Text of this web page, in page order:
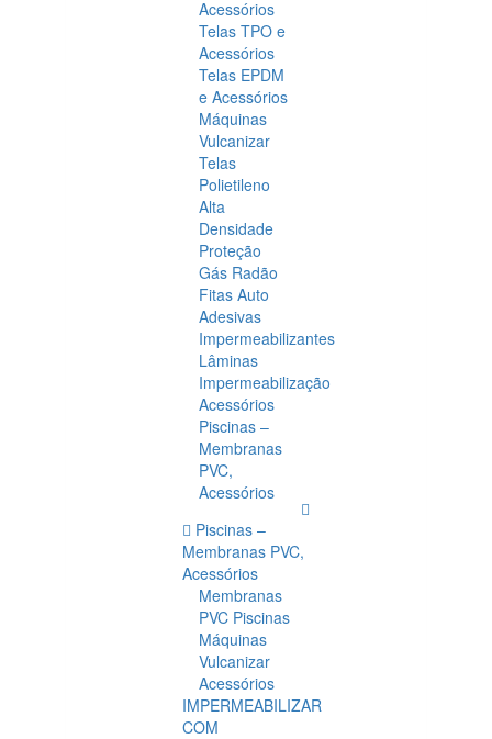
Acessórios
Telas TPO e
Acessórios
Telas EPDM
e Acessórios
Máquinas
Vulcanizar
Telas
Polietileno
Alta
Densidade
Proteção
Gás Radão
Fitas Auto
Adesivas
Impermeabilizantes
Lâminas
Impermeabilização
Acessórios
Piscinas –
Membranas
PVC,
Acessórios
Piscinas –
Membranas PVC,
Acessórios
Membranas
PVC Piscinas
Máquinas
Vulcanizar
Acessórios
IMPERMEABILIZAR
COM